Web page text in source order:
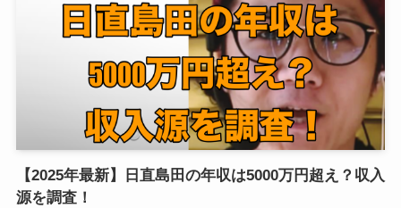
【2025年最新】日直島田の年収は5000万円超え？収入
源を調査！